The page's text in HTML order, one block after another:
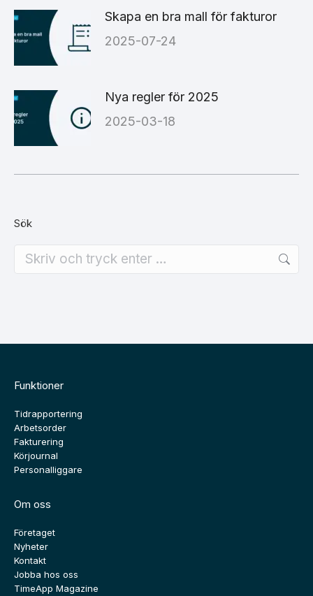
Skapa en bra mall för fakturor
2025-07-24
Nya regler för 2025
2025-03-18
Sök
Funktioner
Tidrapportering
Arbetsorder
Fakturering
Körjournal
Personalliggare
Om oss
Företaget
Nyheter
Kontakt
Jobba hos oss
TimeApp Magazine